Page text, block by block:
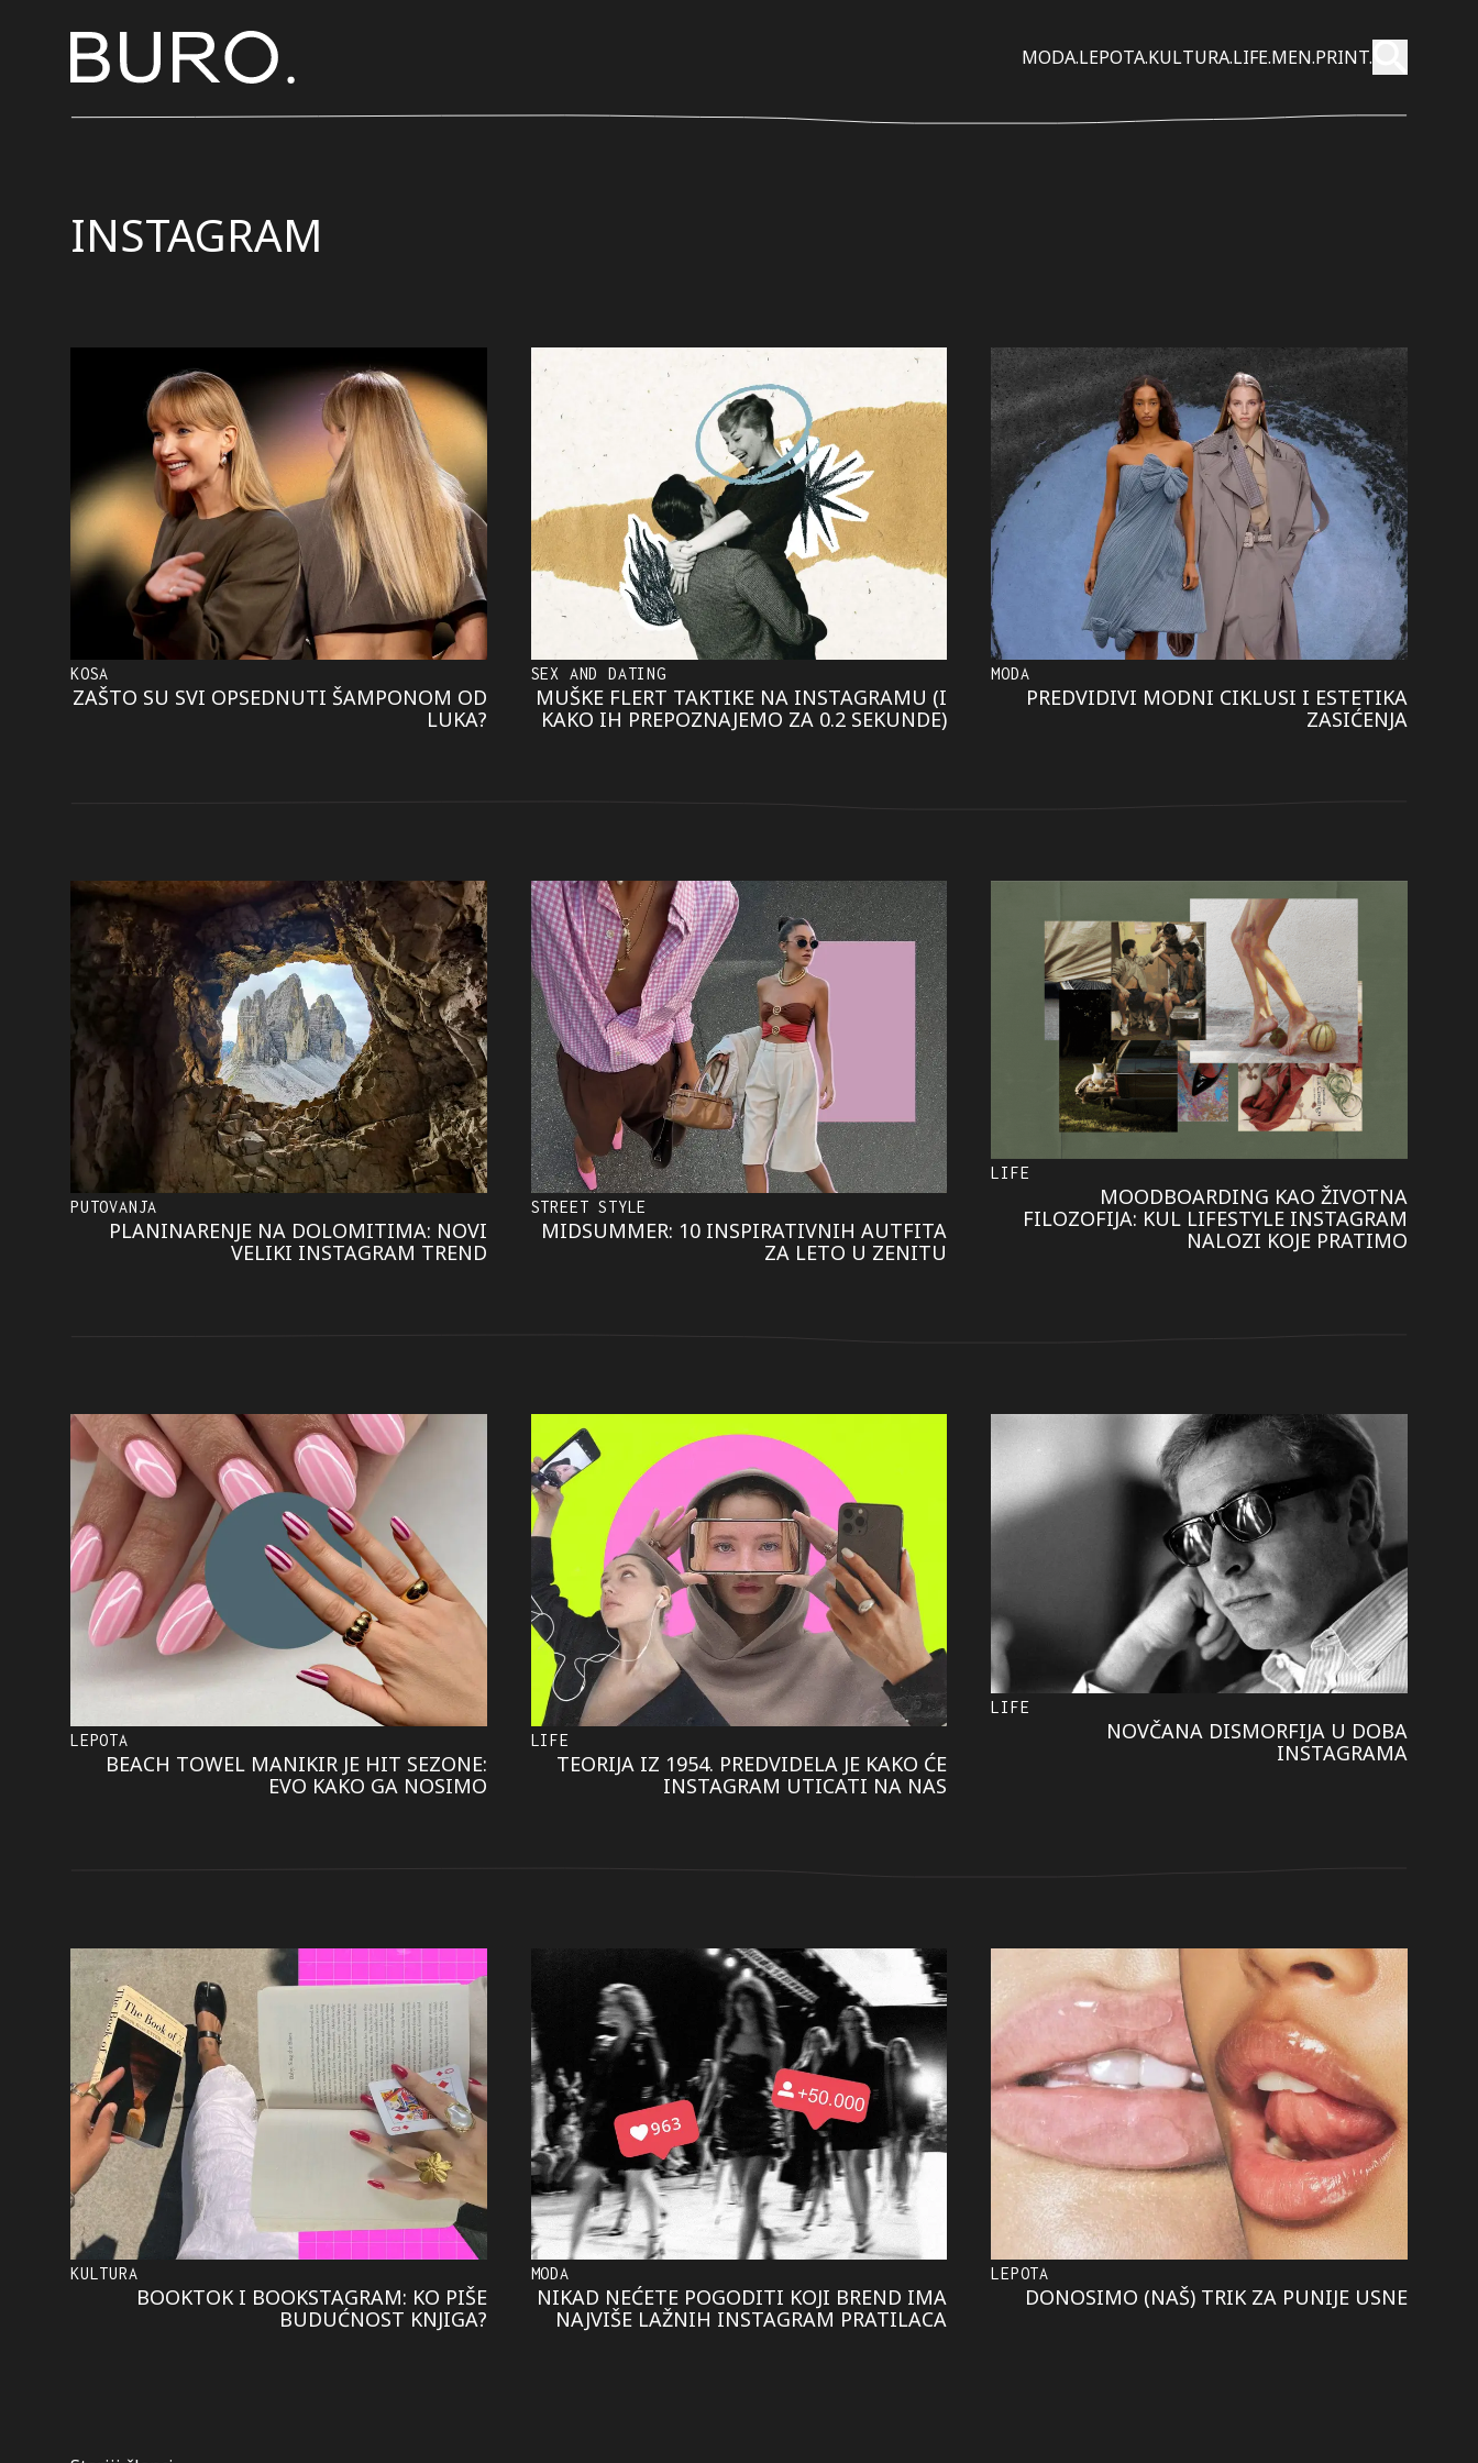
MODA.LEPOTA.KULTURA.LIFE.MEN.PRINT. Pretraži
INSTAGRAM
KOSA
ZAŠTO SU SVI OPSEDNUTI ŠAMPONOM OD
LUKA?
SEX AND DATING
MUŠKE FLERT TAKTIKE NA INSTAGRAMU (I
KAKO IH PREPOZNAJEMO ZA 0.2 SEKUNDE)
MODA
PREDVIDIVI MODNI CIKLUSI I ESTETIKA
ZASIĆENJA
PUTOVANJA
PLANINARENJE NA DOLOMITIMA: NOVI
VELIKI INSTAGRAM TREND
STREET STYLE
MIDSUMMER: 10 INSPIRATIVNIH AUTFITA
ZA LETO U ZENITU
LIFE
MOODBOARDING KAO ŽIVOTNA
FILOZOFIJA: KUL LIFESTYLE INSTAGRAM
NALOZI KOJE PRATIMO
LEPOTA
BEACH TOWEL MANIKIR JE HIT SEZONE:
EVO KAKO GA NOSIMO
LIFE
TEORIJA IZ 1954. PREDVIDELA JE KAKO ĆE
INSTAGRAM UTICATI NA NAS
LIFE
NOVČANA DISMORFIJA U DOBA
INSTAGRAMA
KULTURA
BOOKTOK I BOOKSTAGRAM: KO PIŠE
BUDUĆNOST KNJIGA?
MODA
NIKAD NEĆETE POGODITI KOJI BREND IMA
NAJVIŠE LAŽNIH INSTAGRAM PRATILACA
LEPOTA
DONOSIMO (NAŠ) TRIK ZA PUNIJE USNE